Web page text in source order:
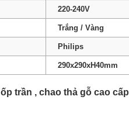
220-240V
Trắng / Vàng
Philips
290x290xH40mm
trần , chao thả gỗ cao cấp